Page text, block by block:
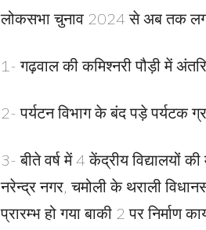
लोकसभा चुनाव 2024 से अब तक
1- गढ़वाल की कमिश्नरी पौड़ी में
2- पर्यटन विभाग के बंद पड़े पर्यटक
3- बीते वर्ष में 4 केंद्रीय विद्यालयों
नरेन्द्र नगर, चमोली के थराली
प्रारम्भ हो गया बाकी 2 पर निर्माण